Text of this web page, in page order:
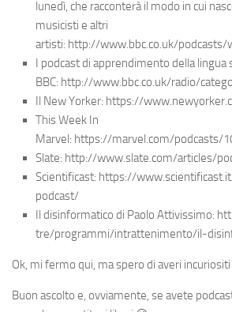
lunedì, che racconterà il modo in cui
musicisti e altri
artisti: http://www.bbc.co.uk/podcasts/
I podcast di apprendimento della lingua
BBC: http://www.bbc.co.uk/radio/
Il New Yorker: https://
This Week In
Marvel: https://marvel.com/podcasts/
Slate: http://www.slate.com/articles/
Scientificast: https://
podcast/
Il disinformatico di Paolo Attivissimo:
tre/programmi/intrattenimento/il-
Ok, mi fermo qui, ma spero di averi
Buon ascolto e, ovviamente, se avete